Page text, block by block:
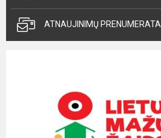
ATNAUJINIMŲ PRENUMERATA